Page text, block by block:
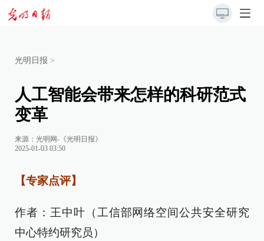
光明日报 >
人工智能会带来怎样的科研范式
变革
来源： 光明网-《光明日报》
2025-01-03 03:50
【专家点评】
作者：王中叶（工信部网络空间公共安全研究
中心特约研究员）